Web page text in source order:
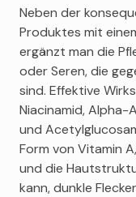
Neben der
Produktes mit
ergänzt man die
oder Seren, die
sind. Effektive
Niacinamid, Alpha-
und
Form von Vitamin
und die
kann, dunkle